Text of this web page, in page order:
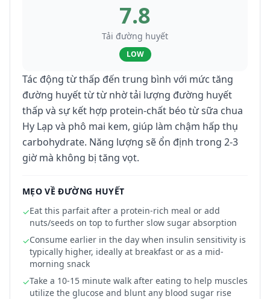
7.8
Tải đường huyết
LOW
Tác động từ thấp đến trung bình với mức tăng
đường huyết từ từ nhờ tải lượng đường huyết
thấp và sự kết hợp protein-chất béo từ sữa chua
Hy Lạp và phô mai kem, giúp làm chậm hấp thụ
carbohydrate. Năng lượng sẽ ổn định trong 2-3
giờ mà không bị tăng vọt.
MẸO VỀ ĐƯỜNG HUYẾT
✓Eat this parfait after a protein-rich meal or add
nuts/seeds on top to further slow sugar absorption
✓Consume earlier in the day when insulin sensitivity is
typically higher, ideally at breakfast or as a mid-
morning snack
✓Take a 10-15 minute walk after eating to help muscles
utilize the glucose and blunt any blood sugar rise